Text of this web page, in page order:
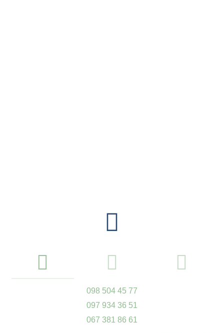
098 504 45 77
097 934 36 51
067 381 86 61